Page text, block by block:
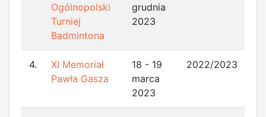
Ogólnopolski
Turniej
Badmintona
grudnia
2023
4.
XI Memoriał
Pawła Gasza
18 - 19
marca
2023
2022/2023